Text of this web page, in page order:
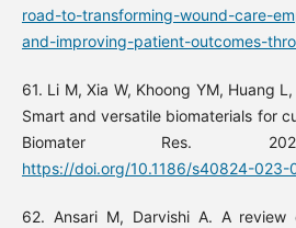
road-to-transforming-wound-care-
and-improving-patient-outcomes-
61. Li M, Xia W, Khoong YM, Huang
Smart and versatile biomaterials for
Biomater Res.
https://doi.org/10.1186/s40824-023-
62. Ansari M, Darvishi A. A